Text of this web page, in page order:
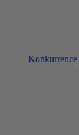
Konkurrence